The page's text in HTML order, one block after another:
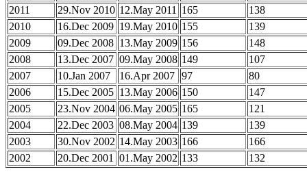
2011
29.Nov 2010 12.May 2011 165
138
2010
16.Dec 2009 19.May 2010 155
139
2009
09.Dec 2008 13.May 2009 156
148
2008
13.Dec 2007 09.May 2008 149
107
2007
10.Jan 2007 16.Apr 2007 97
80
2006
15.Dec 2005 13.May 2006 150
147
2005
23.Nov 2004 06.May 2005 165
121
2004
22.Dec 2003 08.May 2004 139
139
2003
30.Nov 2002 14.May 2003 166
166
2002
20.Dec 2001 01.May 2002 133 132